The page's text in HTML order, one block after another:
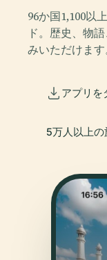
96か国1,100以
ド。歴史、物
みいただけます
アプリを
5万人以上の